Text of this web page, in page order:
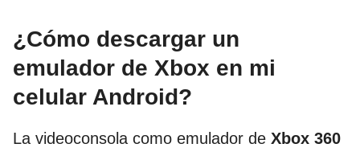
¿Cómo descargar un
emulador de Xbox en mi
celular Android?
La videoconsola como emulador de Xbox 360